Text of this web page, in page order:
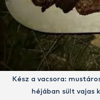
Kész a vacsora:
héjában sült vajas